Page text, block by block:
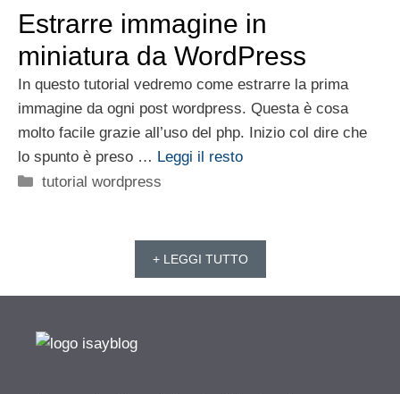
Estrarre immagine in
miniatura da WordPress
In questo tutorial vedremo come estrarre la prima
immagine da ogni post wordpress. Questa è cosa
molto facile grazie all’uso del php. Inizio col dire che
lo spunto è preso … Leggi il resto
Categorie
tutorial wordpress
+ LEGGI TUTTO